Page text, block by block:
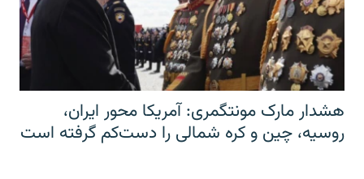
هشدار مارک مونتگمری: آمریکا محور ایران،
روسیه، چین و کره شمالی را دست‌کم گرفته است